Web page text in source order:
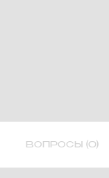
ВОПРОСЫ (0)